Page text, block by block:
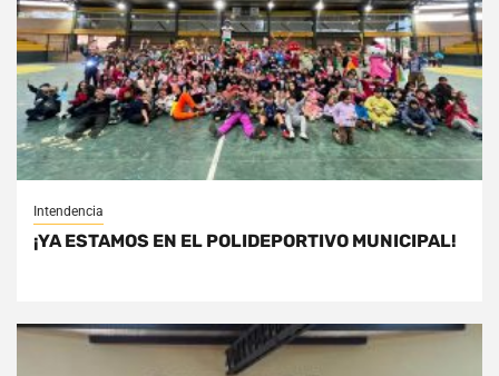
Intendencia
¡YA ESTAMOS EN EL POLIDEPORTIVO MUNICIPAL!